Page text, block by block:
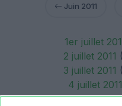
Juin 2011
1er juillet
2 juillet 2011
3 juillet 2011
4 juillet 2011
9 juillet 2011